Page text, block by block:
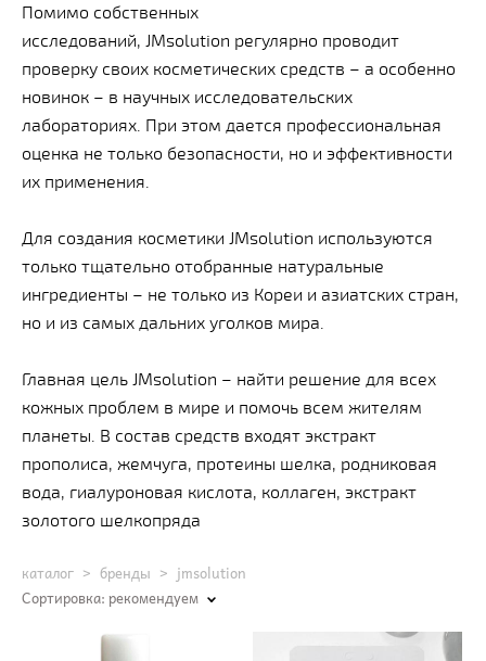
Помимо собственных
исследований, JMsolution регулярно проводит
проверку своих косметических средств – а особенно
новинок – в научных исследовательских
лабораториях. При этом дается профессиональная
оценка не только безопасности, но и эффективности
их применения.
Для создания косметики JMsolution используются
только тщательно отобранные натуральные
ингредиенты – не только из Кореи и азиатских стран,
но и из самых дальних уголков мира.
Главная цель JMsolution – найти решение для всех
кожных проблем в мире и помочь всем жителям
планеты. В состав средств входят экстракт
прополиса, жемчуга, протеины шелка, родниковая
вода, гиалуроновая кислота, коллаген, экстракт
золотого шелкопряда
каталог > бренды > jmsolution
Сортировка:рекомендуем